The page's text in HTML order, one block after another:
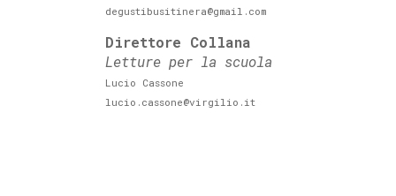
degustibusitinera@gmail.com
Direttore Collana
Letture per la scuola
Lucio Cassone
lucio.cassone@virgilio.it